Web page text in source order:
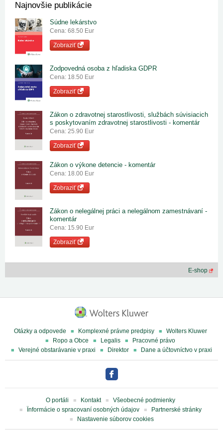
Najnovšie publikácie
Súdne lekárstvo
Cena: 68.50 Eur
Zobraziť
Zodpovedná osoba z hľadiska GDPR
Cena: 18.50 Eur
Zobraziť
Zákon o zdravotnej starostlivosti, službách súvisiacich
s poskytovaním zdravotnej starostlivosti - komentár
Cena: 25.90 Eur
Zobraziť
Zákon o výkone detencie - komentár
Cena: 18.00 Eur
Zobraziť
Zákon o nelegálnej práci a nelegálnom zamestnávaní -
komentár
Cena: 15.90 Eur
Zobraziť
E-shop
Otázky a odpovede Komplexné právne predpisy
Wolters Kluwer
Ropo a Obce
Legalis
Pracovné právo
Verejné obstarávanie v praxi
Direktor Dane a účtovníctvo v praxi
O portáli Kontakt
Všeobecné podmienky
Ïnformácie o spracovaní osobných údajov
Partnerské stránky
Nastavenie súborov cookies